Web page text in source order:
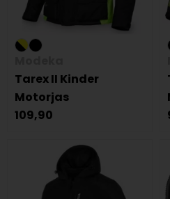
Tarex II Kinder
Motorjas
109,90